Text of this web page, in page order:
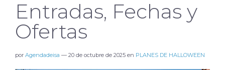
Entradas, Fechas y
Ofertas
por Agendadeisa — 20 de octubre de 2025 en PLANES DE HALLOWEEN